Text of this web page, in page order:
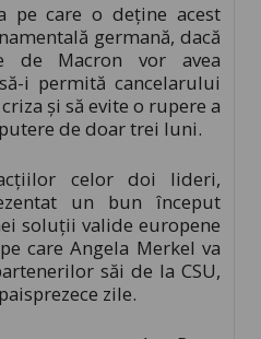
pe care o deține acest
germană, dacă
de Macron vor avea
i permită cancelarului
şi să evite o rupere a
de doar trei luni.
celor doi lideri,
un bun început
soluții valide europene
care Angela Merkel va
săi de la CSU,
zile.